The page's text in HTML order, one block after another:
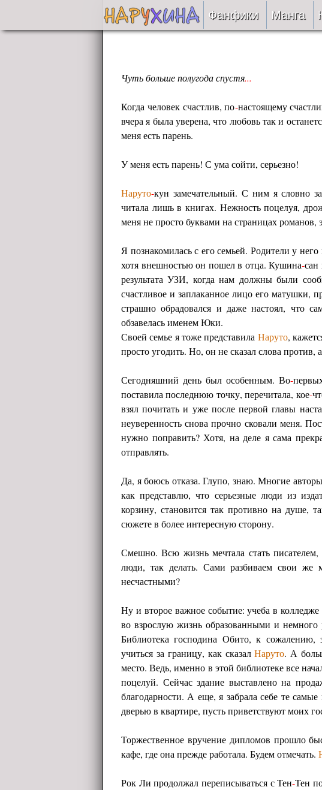
Фанфики
Сборники
Подобрать
На проверке
Отправить
Манга
Чуть больше полугода спустя...
Когда человек счастлив, по-настоящему
вчера я была уверена, что любовь так и
меня есть парень.
У меня есть парень! С ума сойти, серьезно!
Наруто-кун замечательный. С ним я словно
читала лишь в книгах. Нежность поцелуя,
меня не просто буквами на страницах романов,
Я познакомилась с его семьей. Родители у
хотя внешностью он пошел в отца. Кушина-сан
результата УЗИ, когда нам должны были
счастливое и заплаканное лицо его матушки,
страшно обрадовался и даже настоял, что
обзавелась именем Юки.
Своей семье я тоже представила Наруто,
просто угодить. Но, он не сказал слова
Сегодняшний день был особенным. Во-
поставила последнюю точку, перечитала, кое-
взял почитать и уже после первой главы
неуверенность снова прочно сковали меня.
нужно поправить? Хотя, на деле я сама
отправлять.
Да, я боюсь отказа. Глупо, знаю. Многие
как представлю, что серьезные люди из
корзину, становится так противно на
сюжете в более интересную сторону.
Смешно. Всю жизнь мечтала стать
люди, так делать. Сами разбиваем свои же
несчастными?
Ну и второе важное событие: учеба в
во взрослую жизнь образованными и
Библиотека господина Обито, к сожалению,
учиться за границу, как сказалНаруто. А
место. Ведь, именно в этой библиотеке все
поцелуй. Сейчас здание выставлено на
благодарности. А еще, я забрала себе те
дверью в квартире, пусть приветствуют моих
Торжественное вручение дипломов прошло
кафе, где она прежде работала. Будем отмечать.
Рок Ли продолжал переписываться с Тен-Тен